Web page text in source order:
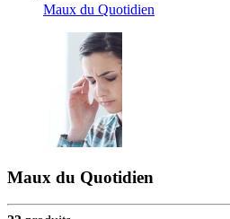
Maux du Quotidien
Maux du Quotidien